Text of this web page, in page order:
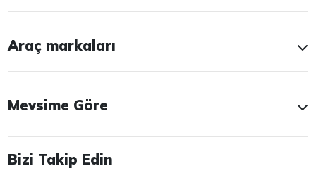
Araç markaları
Mevsime Göre
Bizi Takip Edin